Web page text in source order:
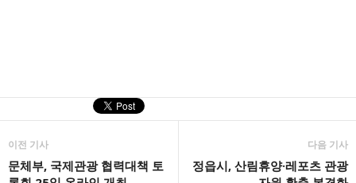
이전 기사
문체부, 국제관광 협력대책 토
다음 기사
정읍시, 산림휴양·레포츠 관광